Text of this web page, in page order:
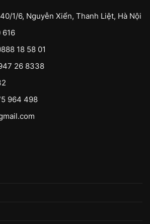
1/6, Nguyễn Xiển, Thanh Liệt, Hà Nội
616
18 58 01
26 8338
964 498